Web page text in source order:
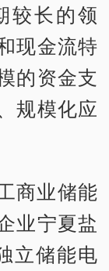
较长的领
现金流特
的资金支
规模化应
商业储能
业宁夏盐
立储能电